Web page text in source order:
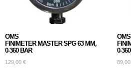
OMS
FINIMETER MASTER SPG 63 MM,
0-360 BAR
129,00 €
OMS
0-
89,00